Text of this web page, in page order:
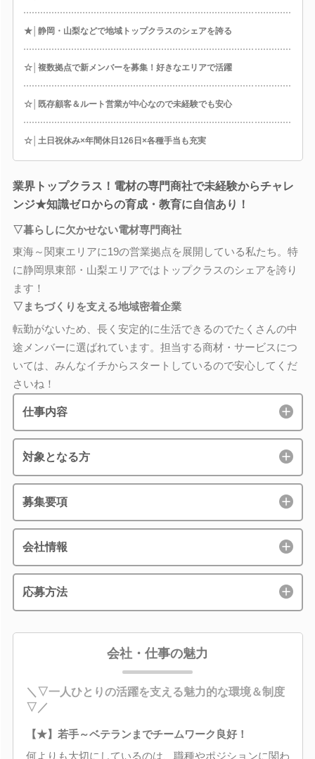
★│静岡・山梨などで地域トップクラスのシェアを誇る
☆│複数拠点で新メンバーを募集！好きなエリアで活躍
☆│既存顧客＆ルート営業が中心なので未経験でも安心
☆│土日祝休み×年間休日126日×各種手当も充実
業界トップクラス！電材の専門商社で未経験からチャレ
ンジ★知識ゼロからの育成・教育に自信あり！
▽暮らしに欠かせない電材専門商社
東海～関東エリアに19の営業拠点を展開している私たち。特
に静岡県東部・山梨エリアではトップクラスのシェアを誇り
ます！
▽まちづくりを支える地域密着企業
転勤がないため、長く安定的に生活できるのでたくさんの中
途メンバーに選ばれています。担当する商材・サービスにつ
いては、みんなイチからスタートしているので安心してくだ
さいね！
仕事内容
対象となる方
募集要項
会社情報
応募方法
会社・仕事の魅力
＼▽一人ひとりの活躍を支える魅力的な環境＆制度
▽／
【★】若手～ベテランまでチームワーク良好！
何よりも大切にしているのは、職種やポジションに関わ